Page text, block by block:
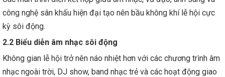
công nghệ sân khấu hiện đại tạo nên bầu không khí lễ hội cực
kỳ sôi động.
2.2 Biểu diễn âm nhạc sôi động
Không gian lễ hội trở nên náo nhiệt hơn với các chương trình âm
nhạc ngoài trời, DJ show, band nhạc trẻ và các hoạt động giao